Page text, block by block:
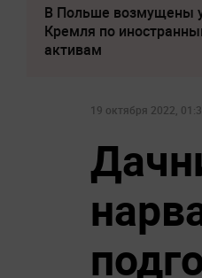
В Польше возмущены
Кремля по
активам
19 октября 2022,